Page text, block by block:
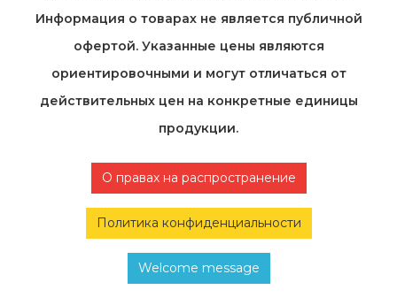
Информация о товарах не является публичной
офертой. Указанные цены являются
ориентировочными и могут отличаться от
действительных цен на конкретные единицы
продукции.
О правах на распространение
Политика конфиденциальности
Welcome message